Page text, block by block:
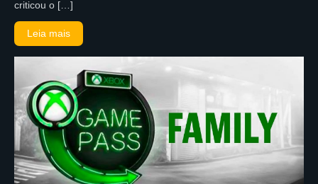
criticou o […]
Leia mais